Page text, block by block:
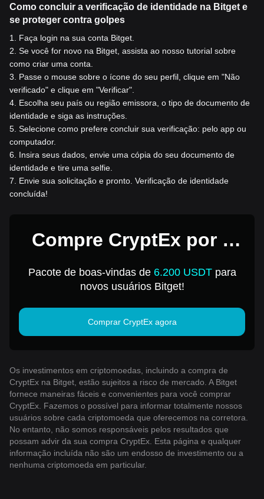
Como concluir a verificação de identidade na Bitget e
se proteger contra golpes
1
Faça login na sua conta Bitget.
2 Se você for novo na Bitget, assista ao nosso tutorial sobre
como criar uma conta.
3
Passe o mouse sobre o ícone do seu perfil, clique em "Não
verificado" e clique em "Verificar".
4 Escolha seu país ou região emissora, o tipo de documento de
identidade e siga as instruções.
5 Selecione como prefere concluir sua verificação: pelo app ou
computador.
6
Insira seus dados, envie uma cópia do seu documento de
identidade e tire uma selfie.
7
Envie sua solicitação e pronto. Verificação de identidade
concluída!
Compre CryptEx por 1
Pacote de boas-vindas de 6.200 USDTpara
novos usuários Bitget!
Comprar CryptEx agora
Os investimentos em criptomoedas, incluindo a compra de
CryptEx na Bitget, estão sujeitos a risco de mercado. A Bitget
fornece maneiras fáceis e convenientes para você comprar
CryptEx. Fazemos o possível para informar totalmente nossos
usuários sobre cada criptomoeda que oferecemos na corretora.
No entanto, não somos responsáveis ​​pelos resultados que
possam advir da sua compra CryptEx. Esta página e qualquer
informação incluída não são um endosso de investimento ou a
nenhuma criptomoeda em particular.